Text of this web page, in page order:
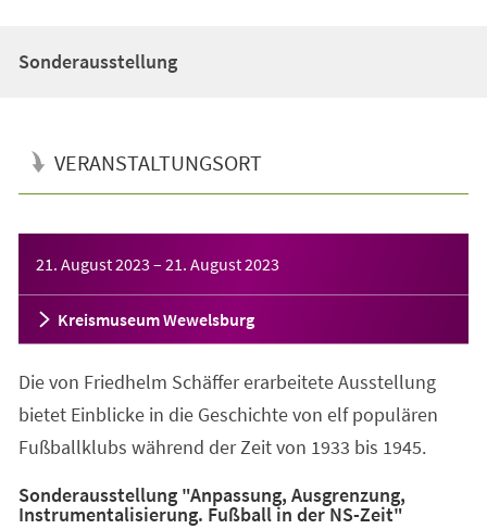
Sonderausstellung
VERANSTALTUNGSORT
21. August 2023 – 21. August 2023
Kreismuseum Wewelsburg
Die von Friedhelm Schäffer erarbeitete Ausstellung
bietet Einblicke in die Geschichte von elf populären
Fußballklubs während der Zeit von 1933 bis 1945.
Sonderausstellung "Anpassung, Ausgrenzung,
Instrumentalisierung. Fußball in der NS-Zeit"